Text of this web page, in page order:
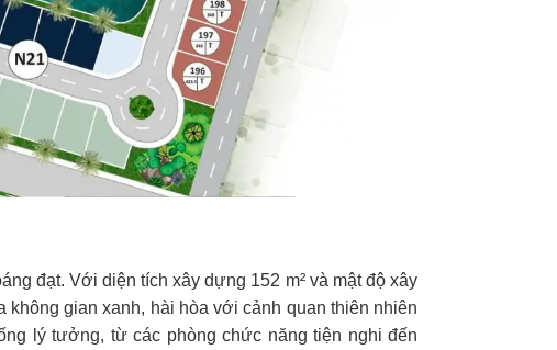
đạt. Với diện tích xây dựng 152 m² và mật độ xây
gian xanh, hài hòa với cảnh quan thiên nhiên
lý tưởng, từ các phòng chức năng tiện nghi đến